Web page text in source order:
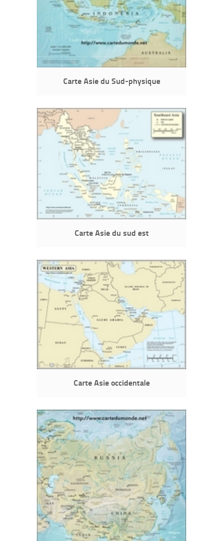
Carte Asie du Sud-physique
Carte Asie du sud est
Carte Asie occidentale